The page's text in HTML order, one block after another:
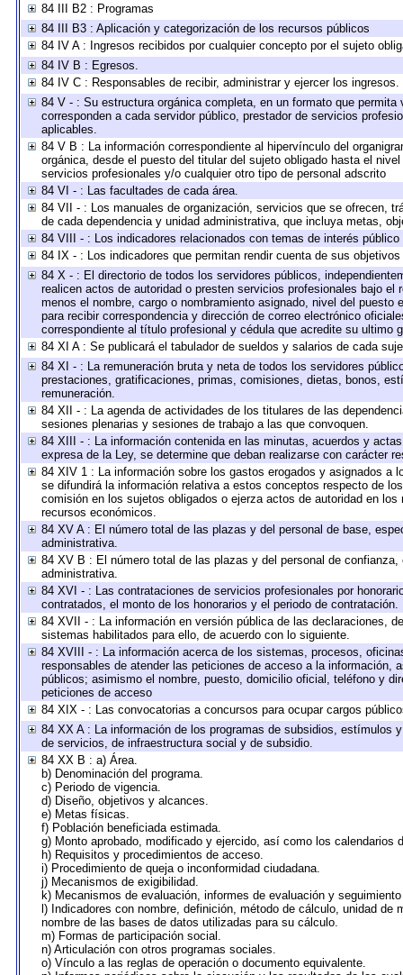
84 III B2 : Programas
84 III B3 : Aplicación y categorización de los recursos públicos
84 IV A : Ingresos recibidos por cualquier concepto por el sujeto
84 IV B : Egresos.
84 IV C : Responsables de recibir, administrar y ejercer los ingresos.
84 V - : Su estructura orgánica completa, en un formato que
corresponden a cada servidor público, prestador de servicios
aplicables.
84 V B : La información correspondiente al hipervínculo del
orgánica, desde el puesto del titular del sujeto obligado hasta el
servicios profesionales y/o cualquier otro tipo de personal adscrito
84 VI - : Las facultades de cada área.
84 VII - : Los manuales de organización, servicios que se ofrecen,
de cada dependencia y unidad administrativa, que incluya metas,
84 VIII - : Los indicadores relacionados con temas de interés
84 IX - : Los indicadores que permitan rendir cuenta de sus
84 X - : El directorio de todos los servidores públicos,
realicen actos de autoridad o presten servicios profesionales bajo
menos el nombre, cargo o nombramiento asignado, nivel del
para recibir correspondencia y dirección de correo electrónico
correspondiente al título profesional y cédula que acredite su ultimo
84 XI A : Se publicará el tabulador de sueldos y salarios de cada
84 XI - : La remuneración bruta y neta de todos los servidores
prestaciones, gratificaciones, primas, comisiones, dietas, bonos,
remuneración.
84 XII - : La agenda de actividades de los titulares de las
sesiones plenarias y sesiones de trabajo a las que convoquen.
84 XIII - : La información contenida en las minutas, acuerdos y
expresa de la Ley, se determine que deban realizarse con carácter
84 XIV 1 : La información sobre los gastos erogados y asignados
se difundirá la información relativa a estos conceptos respecto de
comisión en los sujetos obligados o ejerza actos de autoridad en
recursos económicos.
84 XV A : El número total de las plazas y del personal de base,
administrativa.
84 XV B : El número total de las plazas y del personal de
administrativa.
84 XVI - : Las contrataciones de servicios profesionales por
contratados, el monto de los honorarios y el periodo de contratación.
84 XVII - : La información en versión pública de las declaraciones,
sistemas habilitados para ello, de acuerdo con lo siguiente.
84 XVIII - : La información acerca de los sistemas, procesos,
responsables de atender las peticiones de acceso a la
públicos; asimismo el nombre, puesto, domicilio oficial, teléfono y
peticiones de acceso
84 XIX - : Las convocatorias a concursos para ocupar cargos
84 XX A : La información de los programas de subsidios, estímulos
de servicios, de infraestructura social y de subsidio.
84 XX B : a) Área.
b) Denominación del programa.
c) Periodo de vigencia.
d) Diseño, objetivos y alcances.
e) Metas físicas.
f) Población beneficiada estimada.
g) Monto aprobado, modificado y ejercido, así como los calendarios
h) Requisitos y procedimientos de acceso.
i) Procedimiento de queja o inconformidad ciudadana.
j) Mecanismos de exigibilidad.
k) Mecanismos de evaluación, informes de evaluación y
l) Indicadores con nombre, definición, método de cálculo, unidad de
nombre de las bases de datos utilizadas para su cálculo.
m) Formas de participación social.
n) Articulación con otros programas sociales.
o) Vínculo a las reglas de operación o documento equivalente.